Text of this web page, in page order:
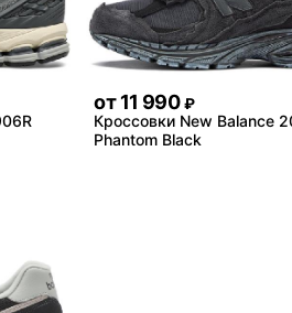
от 11 990 ₽
Кроссовки New Balance
Phantom Black